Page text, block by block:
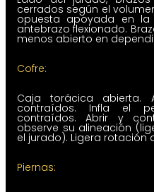
cerrados según el
opuesta apoyada en
antebrazo flexionado.
menos abierto en
Cofre:
Caja torácica abierta.
contraídos. Infla el
contraídos. Abrir y
observe su alineación
el jurado). Ligera rotación
Piernas: